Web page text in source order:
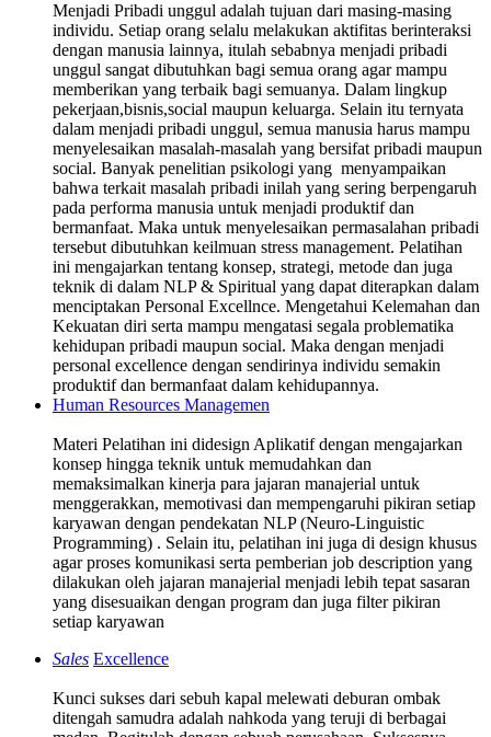
Menjadi Pribadi unggul adalah tujuan dari masing-masing
individu. Setiap orang selalu melakukan aktifitas berinteraksi
dengan manusia lainnya, itulah sebabnya menjadi pribadi
unggul sangat dibutuhkan bagi semua orang agar mampu
memberikan yang terbaik bagi semuanya. Dalam lingkup
pekerjaan,bisnis,social maupun keluarga. Selain itu ternyata
dalam menjadi pribadi unggul, semua manusia harus mampu
menyelesaikan masalah-masalah yang bersifat pribadi maupun
social. Banyak penelitian psikologi yang menyampaikan
bahwa terkait masalah pribadi inilah yang sering berpengaruh
pada performa manusia untuk menjadi produktif dan
bermanfaat. Maka untuk menyelesaikan permasalahan pribadi
tersebut dibutuhkan keilmuan stress management. Pelatihan
ini mengajarkan tentang konsep, strategi, metode dan juga
teknik di dalam NLP & Spiritual yang dapat diterapkan dalam
menciptakan Personal Excellnce. Mengetahui Kelemahan dan
Kekuatan diri serta mampu mengatasi segala problematika
kehidupan pribadi maupun social. Maka dengan menjadi
personal excellence dengan sendirinya individu semakin
produktif dan bermanfaat dalam kehidupannya.
Human Resources Managemen
Materi Pelatihan ini didesign Aplikatif dengan mengajarkan
konsep hingga teknik untuk memudahkan dan
memaksimalkan kinerja para jajaran manajerial untuk
menggerakkan, memotivasi dan mempengaruhi pikiran setiap
karyawan dengan pendekatan NLP (Neuro-Linguistic
Programming) . Selain itu, pelatihan ini juga di design khusus
agar proses komunikasi serta pemberian job description yang
dilakukan oleh jajaran manajerial menjadi lebih tepat sasaran
yang disesuaikan dengan program dan juga filter pikiran
setiap karyawan
Sales Excellence
Kunci sukses dari sebuh kapal melewati deburan ombak
ditengah samudra adalah nahkoda yang teruji di berbagai